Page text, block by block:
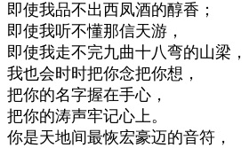
即使我品不出西凤酒的醇香；
即使我听不懂那信天游，
即使我走不完九曲十八弯的山梁，
我也会时时把你念把你想，
把你的名字握在手心，
把你的涛声牢记心上。
你是天地间最恢宏豪迈的音符，